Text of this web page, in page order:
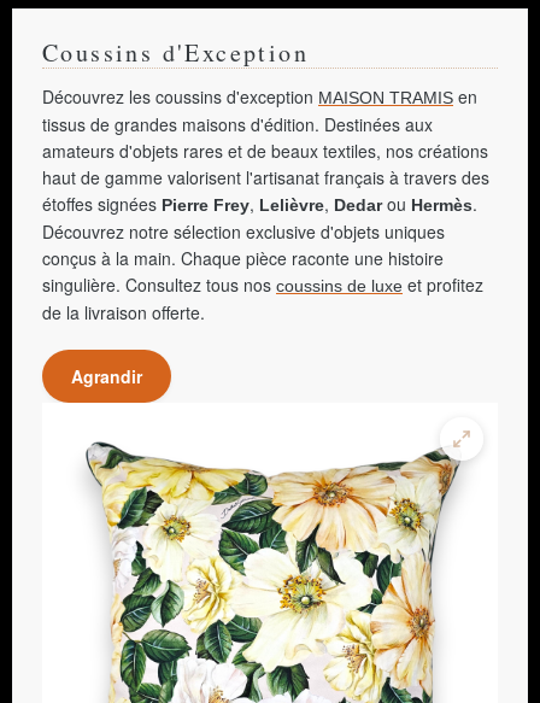
Coussins d'Exception
Découvrez les coussins d'exception MAISON TRAMIS en
tissus de grandes maisons d'édition. Destinées aux
amateurs d'objets rares et de beaux textiles, nos créations
haut de gamme valorisent l'artisanat français à travers des
étoffes signées Pierre Frey, Lelièvre, Dedarou Hermès.
Découvrez notre sélection exclusive d'objets uniques
conçus à la main. Chaque pièce raconte une histoire
singulière. Consultez tous nos coussins de luxe et profitez
de la livraison offerte.
Agrandir